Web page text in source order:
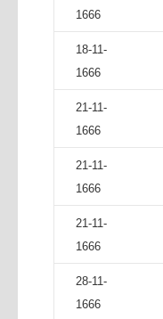
1666
18-11-
1666
21-11-
1666
21-11-
1666
21-11-
1666
28-11-
1666